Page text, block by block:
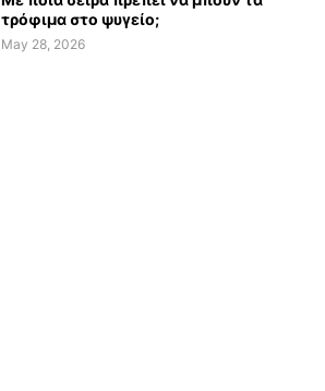
τρόφιμα στο ψυγείο;
May 28, 2026